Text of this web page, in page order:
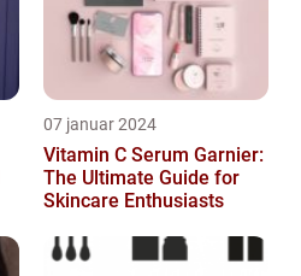
07 januar 2024
Vitamin C Serum Garnier:
The Ultimate Guide for
Skincare Enthusiasts